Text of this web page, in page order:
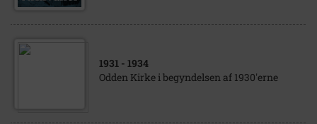
1931 - 1934
Odden Kirke i begyndelsen af 1930'erne